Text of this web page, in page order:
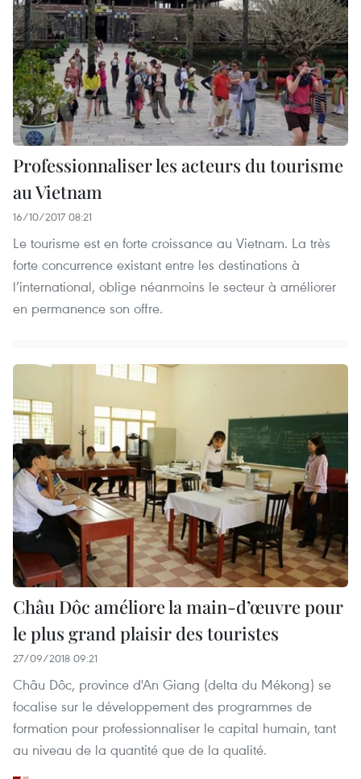
Professionnaliser les acteurs du tourisme
au Vietnam
16/10/2017 08:21
Le tourisme est en forte croissance au Vietnam. La très
forte concurrence existant entre les destinations à
l’international, oblige néanmoins le secteur à améliorer
en permanence son offre.
Châu Dôc améliore la main-d’œuvre pour
le plus grand plaisir des touristes
27/09/2018 09:21
Châu Dôc, province d'An Giang (delta du Mékong) se
focalise sur le développement des programmes de
formation pour professionnaliser le capital humain, tant
au niveau de la quantité que de la qualité.